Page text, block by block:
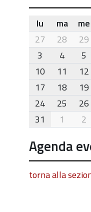
month-
8
lu ma me
27
28 29
3
4 5
10
11 12
17
18 19
24
25 26
31
1 2
Agenda
torna alla